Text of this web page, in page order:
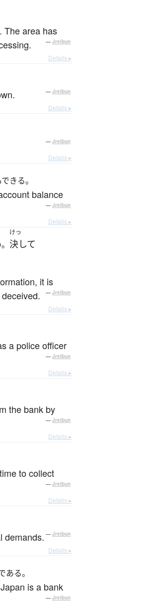
The area has
— Jreibun
Details ▸
— Jreibun
Details ▸
— Jreibun
Details ▸
きる。
balance
— Jreibun
Details ▸
けっ
決して
it is
— Jreibun
Details ▸
a police officer
— Jreibun
Details ▸
the bank by
— Jreibun
Details ▸
to collect
— Jreibun
Details ▸
demands. — Jreibun
Details ▸
る。
is a bank
— Jreibun